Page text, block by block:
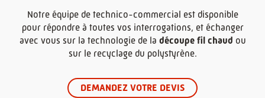
Notre équipe de technico-commercial est disponible
pour répondre à toutes vos interrogations, et échanger
avec vous sur la technologie de la découpe fil chaud ou
sur le recyclage du polystyrène.
DEMANDEZ VOTRE DEVIS